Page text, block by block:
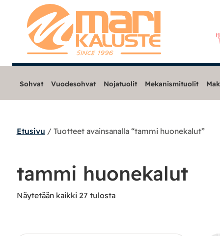
Sohvat
Nojatuolit
Mekanismituolit
Sohvat Vuodesohvat Nojatuolit Mekanismituolit
Etusivu / Tuotteet avainsanalla “tammi huonekalut”
tammi huonekalut
Näytetään kaikki 27 tulosta